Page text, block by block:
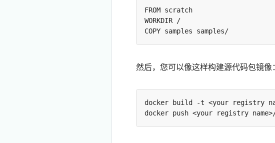
然后，您可以像这样构建源代码包镜像：